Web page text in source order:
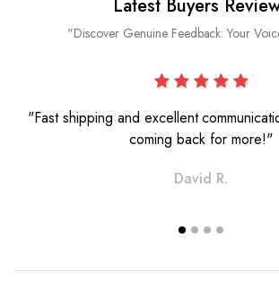
Latest Buyers
"Discover Genuine Feedback: Your
"Fast shipping and excellent
coming back for more!"
David R.